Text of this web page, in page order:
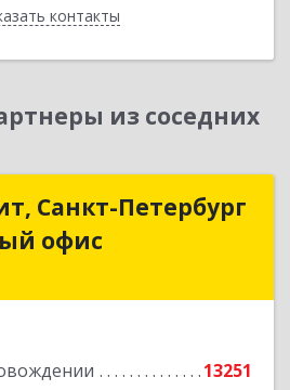
контакты
Назад
из соседних
Санкт-Петербург
офис
13251
Санкт-Петербург
Центральный офис